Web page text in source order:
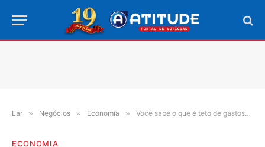
Lar » Negócios » Economia » Você sabe o que é teto de gastos? Entenda!
ECONOMIA